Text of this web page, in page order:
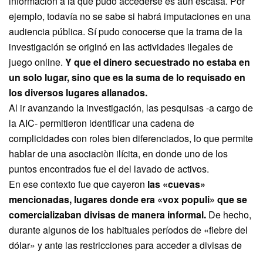
ejemplo, todavía no se sabe si habrá imputaciones en una
audiencia pública. Sí pudo conocerse que la trama de la
investigación se originó en las actividades ilegales de
juego online. Y que el dinero secuestrado no estaba en
un solo lugar, sino que es la suma de lo requisado en
los diversos lugares allanados.
Al ir avanzando la investigación, las pesquisas -a cargo de
la AIC- permitieron identificar una cadena de
complicidades con roles bien diferenciados, lo que permite
hablar de una asociaciòn ilícita, en donde uno de los
puntos encontrados fue el del lavado de activos.
En ese contexto fue que cayeron las «cuevas»
mencionadas, lugares donde era «vox populi» que se
comercializaban divisas de manera informal. De hecho,
durante algunos de los habituales períodos de «fiebre del
dólar» y ante las restricciones para acceder a divisas de